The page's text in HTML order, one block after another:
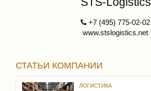
+7 (495) 775-02-02
www.stslogistics.net
СТАТЬИ КОМПАНИИ
ЛОГИСТИКА